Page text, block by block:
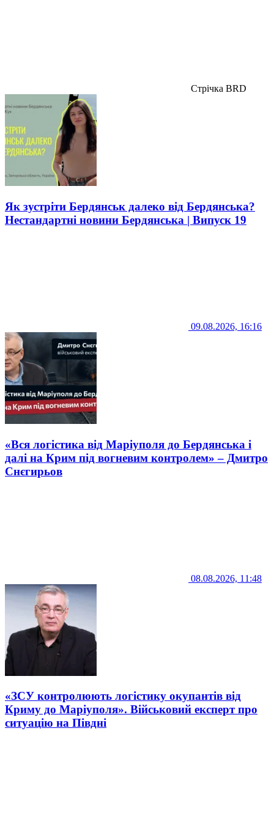
Стрічка BRD
Як зустріти Бердянськ далеко від Бердянська?
Нестандартні новини Бердянська | Випуск 19
09.08.2026, 16:16
«Вся логістика від Маріуполя до Бердянська і
далі на Крим під вогневим контролем» – Дмитро
Снєгирьов
08.08.2026, 11:48
«ЗСУ контролюють логістику окупантів від
Криму до Маріуполя». Військовий експерт про
ситуацію на Півдні